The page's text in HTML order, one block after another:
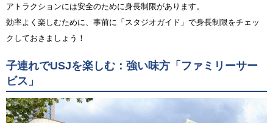
アトラクションには安全のために身長制限があります。
効率よく楽しむために、事前に「スタジオガイド」で身長制限をチェッ
クしておきましょう！
子連れでUSJを楽しむ：強い味方「ファミリーサー
ビス」